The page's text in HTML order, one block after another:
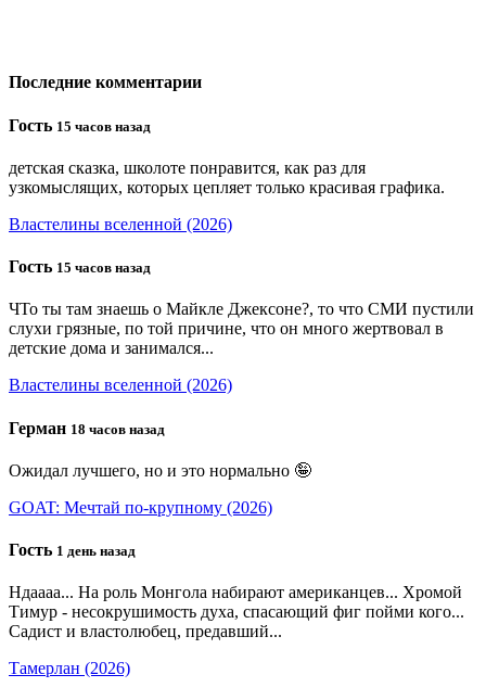
Последние комментарии
Гость 15 часов назад
детская сказка, школоте понравится, как раз для
узкомыслящих, которых цепляет только красивая графика.
Властелины вселенной (2026)
Гость 15 часов назад
ЧТо ты там знаешь о Майкле Джексоне?, то что СМИ пустили
слухи грязные, по той причине, что он много жертвовал в
детские дома и занимался...
Властелины вселенной (2026)
Герман 18 часов назад
Ожидал лучшего, но и это нормально 🤪
GOAT: Мечтай по-крупному (2026)
Гость 1 день назад
Ндаааа... На роль Монгола набирают американцев... Хромой
Тимур - несокрушимость духа, спасающий фиг пойми кого...
Садист и властолюбец, предавший...
Тамерлан (2026)